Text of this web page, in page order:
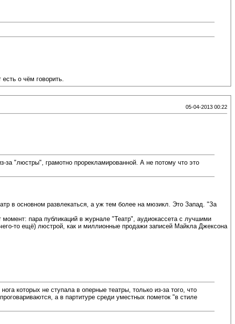
о чём говорить.
05-04-2013 00:22
"люстры", грамотно прорекламированной. А не потому что это
в основном развлекаться, а уж тем более на мюзикл. Это Запад. "За
пара публикаций в журнале "Театр", аудиокассета с лучшими
то ещё) люстрой, как и миллионные продажи записей Майкла Джексона
которых не ступала в оперные театры, только из-за того, что
а в партитуре среди уместных пометок "в стиле